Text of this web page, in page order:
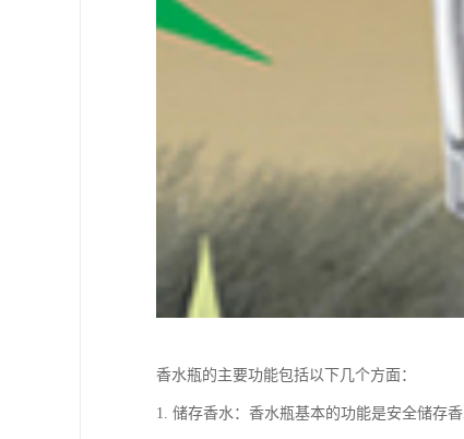
香水瓶的主要功能包括以下几个方面：
1. 储存香水：香水瓶基本的功能是安全储存